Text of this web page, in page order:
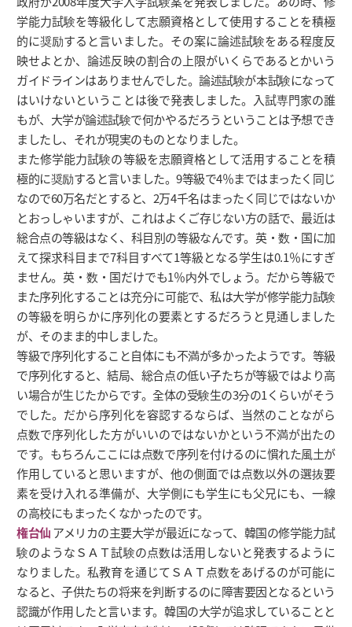
学能力試験を等級化して志願資格として使用することを積極
的に奨励すると言いました。その案に論述試験をある程度反
映せよとか、論述反映の割合の上限がいくらであるとかいう
ガイドラインはありませんでした。論述試験が本試験になって
はいけないということは後で発表しました。入試専門家の誰
もが、大学が論述試験で何かやるだろうということは予想でき
ましたし、それが現実のものとなりました。
また修学能力試験の等級を志願資格として活用することを積
極的に奨励すると言いました。9等級で4％まではまったく同じ
なので60万名だとすると、2万4千名はまったく同じではないか
とおっしゃいますが、これはよくご存じない方の話で、最近は
総合点の等級はなく、科目別の等級なんです。英・数・国に加
えて探求科目まで7科目すべて1等級となる学生は0.1％にすぎ
ません。英・数・国だけでも1％内外でしょう。だから等級で
また序列化することは充分に可能で、私は大学が修学能力試験
の等級を明らかに序列化の要素とするだろうと見通しました
が、そのまま的中しました。
等級で序列化すること自体にも不満が多かったようです。等級
で序列化すると、結局、総合点の低い子たちが等級ではより高
い場合が生じたからです。全体の受験生の3分の1くらいがそう
でした。だから序列化を容認するならば、当然のことながら
点数で序列化した方がいいのではないかという不満が出たの
です。もちろんここには点数で序列を付けるのに慣れた風土が
作用していると思いますが、他の側面では点数以外の選抜要
素を受け入れる準備が、大学側にも学生にも父兄にも、一線
の高校にもまったくなかったのです。
権台仙アメリカの主要大学が最近になって、韓国の修学能力試
験のようなＳＡＴ試験の点数は活用しないと発表するように
なりました。私教育を通じてＳＡＴ点数をあげるのが可能に
なると、子供たちの将来を判断するのに障害要因となるという
認識が作用したと言います。韓国の大学が追求していることと